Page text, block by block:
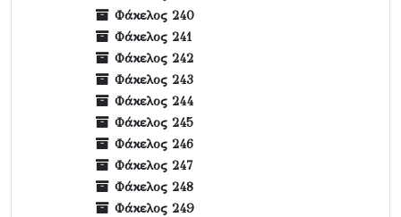
Φάκελος 240
Φάκελος 241
Φάκελος 242
Φάκελος 243
Φάκελος 244
Φάκελος 245
Φάκελος 246
Φάκελος 247
Φάκελος 248
Φάκελος 249